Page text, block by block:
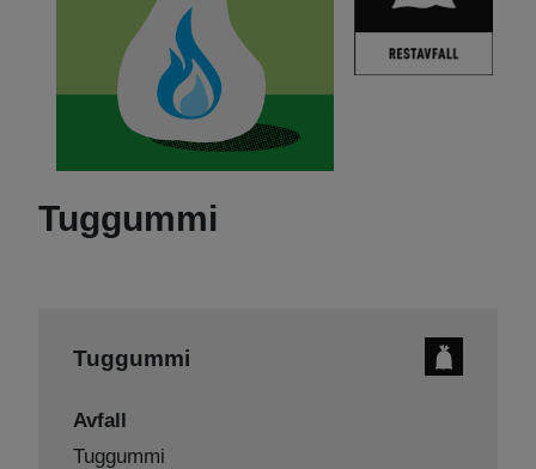
Tuggummi
Tuggummi
Avfall
Tuggummi